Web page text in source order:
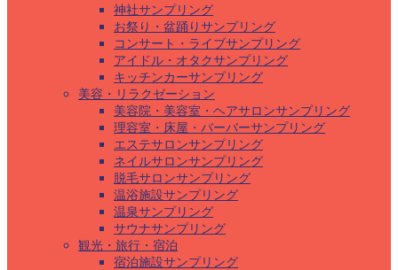
神社サンプリング
お祭り・盆踊りサンプリング
コンサート・ライブサンプリング
アイドル・オタクサンプリング
キッチンカーサンプリング
美容・リラクゼーション
美容院・美容室・ヘアサロンサンプリング
理容室・床屋・バーバーサンプリング
エステサロンサンプリング
ネイルサロンサンプリング
脱毛サロンサンプリング
温浴施設サンプリング
温泉サンプリング
サウナサンプリング
観光・旅行・宿泊
宿泊施設サンプリング